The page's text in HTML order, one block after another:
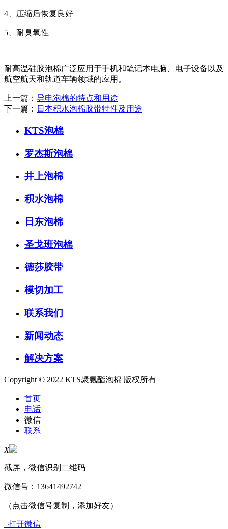
4、压缩后恢复良好
5、耐臭氧性
耐高温硅胶泡棉广泛应用于手机和笔记本电脑、电子设备以及
航空航天和轨道车辆领域的应用。
上一篇： 导电泡棉的特点和用途
下一篇： 日本积水泡棉胶带特性及用途
KTS泡棉
罗杰斯泡棉
井上泡棉
积水泡棉
日东泡棉
圣戈班泡棉
德莎胶带
模切加工
联系我们
新闻动态
解决方案
Copyright © 2022 KTS聚氨酯泡棉 版权所有
首页
电话
微信
联系
X
截屏，微信识别二维码
微信号： 13641492742
（点击微信号复制，添加好友）
打开微信